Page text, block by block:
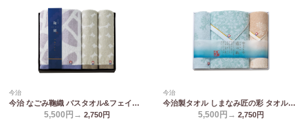
今治
今治 なごみ鞠織 バスタオル&フェイスタオル2P N-20500
5,500円→ 2,750円
今治
今治製タオル しまなみ匠の彩 タオルセット IMM-053
5,500円→ 2,750円